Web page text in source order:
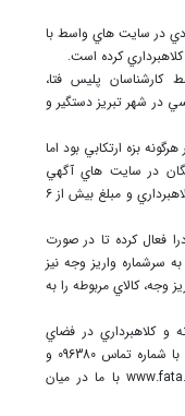
در سايت هاي واسط با
کرده است.
پليس فتا،
در شهر تبريز دستگير و
بزه ارتکابي بود اما
در سايت هاي آگهي
محور از طريق رسيدساز جعلي به تعداد ۱۹ فقره کلاهبرداري و مبلغ بيش از ۶
فعال کرده تا در صورت
سرشماره واريز وجه نيز
وجه، کالاي مربوطه را به
و کلاهبرداري در فضاي
مجازي موضوع را از طريق مرکز فوريتهاي سايبري با شماره تماس 096380 و
يا از طريق سايت پليس فتا به نشاني www.fata.gov.ir با ما در ميان